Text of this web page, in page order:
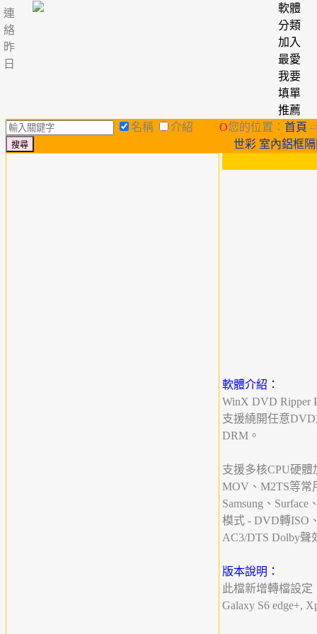
連
絡
昨
日
軟體
分類
加入
最愛
我要
填單
推薦
名稱
介紹 O您的位置： 首頁 -
世彩 室內鋁框
軟體介紹：
WinX DVD Ripper
支援繞開任意DVD
DRM。
支援多核CPU硬
MOV、M2TS等常
Samsung、
模式 - DVD轉ISO
AC3/DTS Dolby聲
版本說明：
此檔新增轉檔設定
Galaxy S6 edge+,